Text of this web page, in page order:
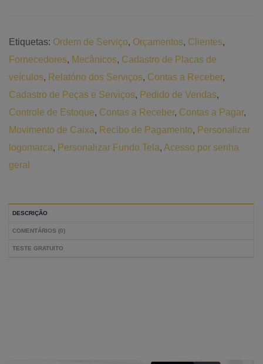
Etiquetas: Ordem de Serviço, Orçamentos, Clientes,
Fornecedores, Mecânicos, Cadastro de Placas de
veículos, Relatório dos Serviços, Contas a Receber,
Cadastro de Peças e Serviços, Pedido de Vendas,
Controle de Estoque, Contas a Receber, Contas a Pagar,
Movimento de Caixa, Recibo de Pagamento, Personalizar
logomarca, Personalizar Fundo Tela, Acesso por senha
geral
DESCRIÇÃO
COMENTÁRIOS (0)
TESTE GRATUITO